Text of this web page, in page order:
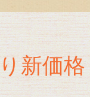
新価格